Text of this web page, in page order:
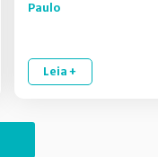
Paulo
Leia +